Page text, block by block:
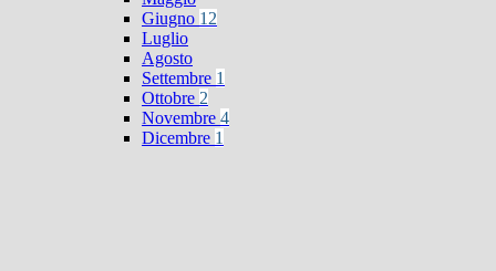
Giugno 12
Luglio
Agosto
Settembre 1
Ottobre 2
Novembre 4
Dicembre 1